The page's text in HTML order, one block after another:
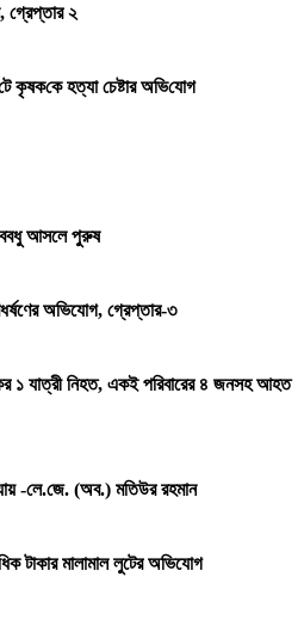
গ্রেপ্তার ২
কৃষক‌কে হত্যা চেষ্টার অ‌ভি‌যোগ
আসলে পুরুষ
অভিযোগ, গ্রেপ্তার-৩
১ যাত্রী নিহত, একই পরিবারের ৪ জনসহ আহত
-লে.জে. (অব.) মতিউর রহমান
টাকার মালামাল লুটের অভিযোগ